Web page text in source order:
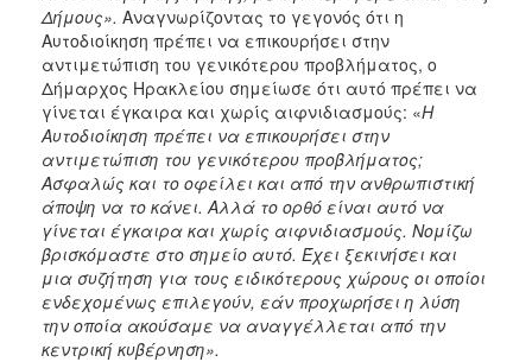
Δήμους». Αναγνωρίζοντας το γεγονός ότι η
Αυτοδιοίκηση πρέπει να επικουρήσει στην
αντιμετώπιση του γενικότερου προβλήματος, ο
Δήμαρχος Ηρακλείου σημείωσε ότι αυτό πρέπει να
γίνεται έγκαιρα και χωρίς αιφνιδιασμούς: «Η
Αυτοδιοίκηση πρέπει να επικουρήσει στην
αντιμετώπιση του γενικότερου προβλήματος;
Ασφαλώς και το οφείλει και από την ανθρωπιστική
άποψη να το κάνει. Αλλά το ορθό είναι αυτό να
γίνεται έγκαιρα και χωρίς αιφνιδιασμούς. Νομίζω
βρισκόμαστε στο σημείο αυτό. Έχει ξεκινήσει και
μια συζήτηση για τους ειδικότερους χώρους οι οποίοι
ενδεχομένως επιλεγούν, εάν προχωρήσει η λύση
την οποία ακούσαμε να αναγγέλλεται από την
κεντρική κυβέρνηση».